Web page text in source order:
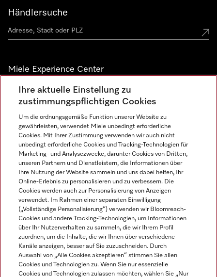
Händlersuche
Miele Experience Center
Alle Miele Experience Center anzeigen
Newsletter
Impressum
Miele auf Instagram
Miele auf Facebook
Miele auf Youtube
Ihre aktuelle Einstellung zu
zustimmungspflichtigen Cookies
Um die ordnungsgemäße Funktion unserer Website zu
gewährleisten, verwendet Miele unbedingt erforderliche
Cookies. Mit Ihrer Zustimmung verwenden wir auch nicht
unbedingt erforderliche Cookies und Tracking-Technologien für
Marketing- und Analysezwecke, darunter Cookies von Dritten,
unseren Partnern und Dienstleistern, die Informationen über
Ihre Nutzung der Website sammeln und uns dabei helfen, Ihr
Online-Erlebnis zu personalisieren und zu verbessern. Die
Cookies werden auch zur Personalisierung von Anzeigen
verwendet. Im Rahmen einer separaten Einwilligung
(„Vollständige Personalisierung“) verwenden wir Bloomreach-
Cookies und andere Tracking-Technologien, um Informationen
über Ihr Nutzerverhalten zu sammeln, die wir Ihrem Profil
zuordnen, um die Inhalte, die wir Ihnen über verschiedene
Kanäle anzeigen, besser auf Sie zuzuschneiden. Durch
Auswahl von „Alle Cookies akzeptieren“ stimmen Sie allen
Cookies und Technologien zu. Wenn Sie nur essenzielle
Cookies und Technologien zulassen möchten, wählen Sie „Nur